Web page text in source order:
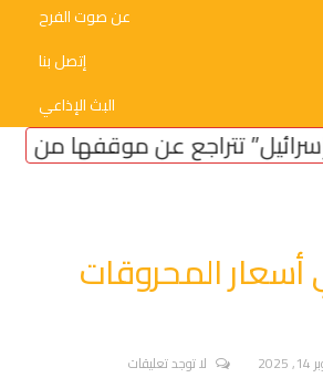
عن صوت الفرح
إتصل بنا
البث الإذاعي
تتراجع عن موقفها من الحدود
المحروقات
لا توجد تعليقات